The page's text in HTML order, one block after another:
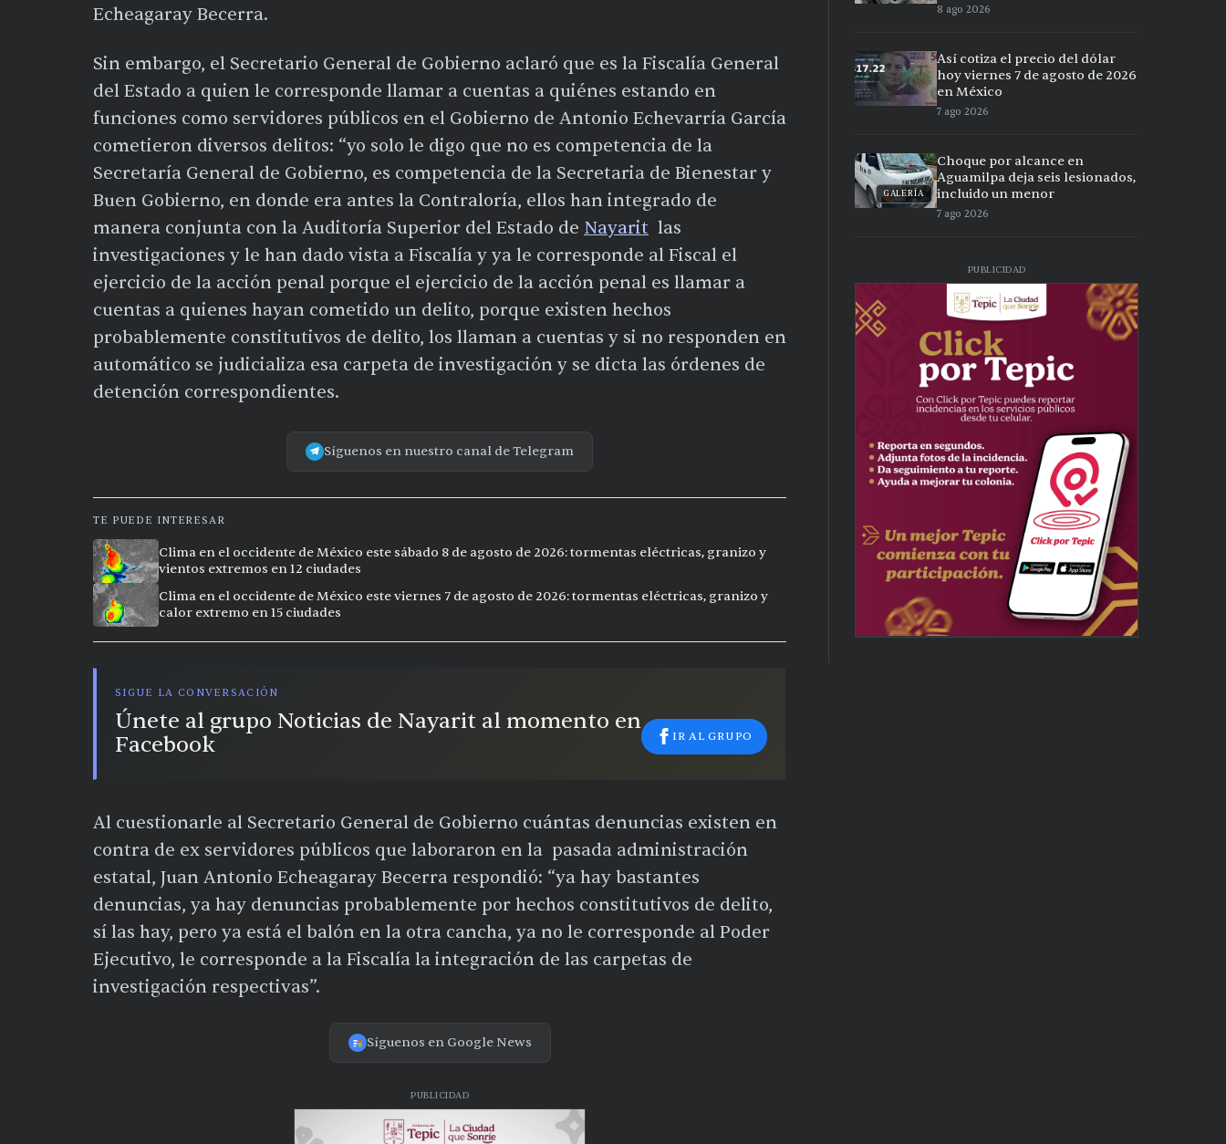
Echeagaray Becerra.
Sin embargo, el Secretario General de Gobierno aclaró que es la Fiscalía General
del Estado a quien le corresponde llamar a cuentas a quiénes estando en
funciones como servidores públicos en el Gobierno de Antonio Echevarría García
cometieron diversos delitos: “yo solo le digo que no es competencia de la
Secretaría General de Gobierno, es competencia de la Secretaria de Bienestar y
Buen Gobierno, en donde era antes la Contraloría, ellos han integrado de
manera conjunta con la Auditoría Superior del Estado de Nayarit las
investigaciones y le han dado vista a Fiscalía y ya le corresponde al Fiscal el
ejercicio de la acción penal porque el ejercicio de la acción penal es llamar a
cuentas a quienes hayan cometido un delito, porque existen hechos
probablemente constitutivos de delito, los llaman a cuentas y si no responden en
automático se judicializa esa carpeta de investigación y se dicta las órdenes de
detención correspondientes.
Síguenos en nuestro canal de Telegram
TE PUEDE INTERESAR
Clima en el occidente de México este sábado 8 de agosto de 2026: tormentas eléctricas, granizo y
vientos extremos en 12 ciudades
Clima en el occidente de México este viernes 7 de agosto de 2026: tormentas eléctricas, granizo y
calor extremo en 15 ciudades
SIGUE LA CONVERSACIÓN
Únete al grupo Noticias de Nayarit al momento en
Facebook
IR AL GRUPO
Al cuestionarle al Secretario General de Gobierno cuántas denuncias existen en
contra de ex servidores públicos que laboraron en la pasada administración
estatal, Juan Antonio Echeagaray Becerra respondió: “ya hay bastantes
denuncias, ya hay denuncias probablemente por hechos constitutivos de delito,
sí las hay, pero ya está el balón en la otra cancha, ya no le corresponde al Poder
Ejecutivo, le corresponde a la Fiscalía la integración de las carpetas de
investigación respectivas”.
Síguenos en Google News
PUBLICIDAD
8 ago 2026
Así cotiza el precio del dólar
hoy viernes 7 de agosto de 2026
en México
7 ago 2026
GALERÍA
Choque por alcance en
Aguamilpa deja seis lesionados,
incluido un menor
7 ago 2026
PUBLICIDAD